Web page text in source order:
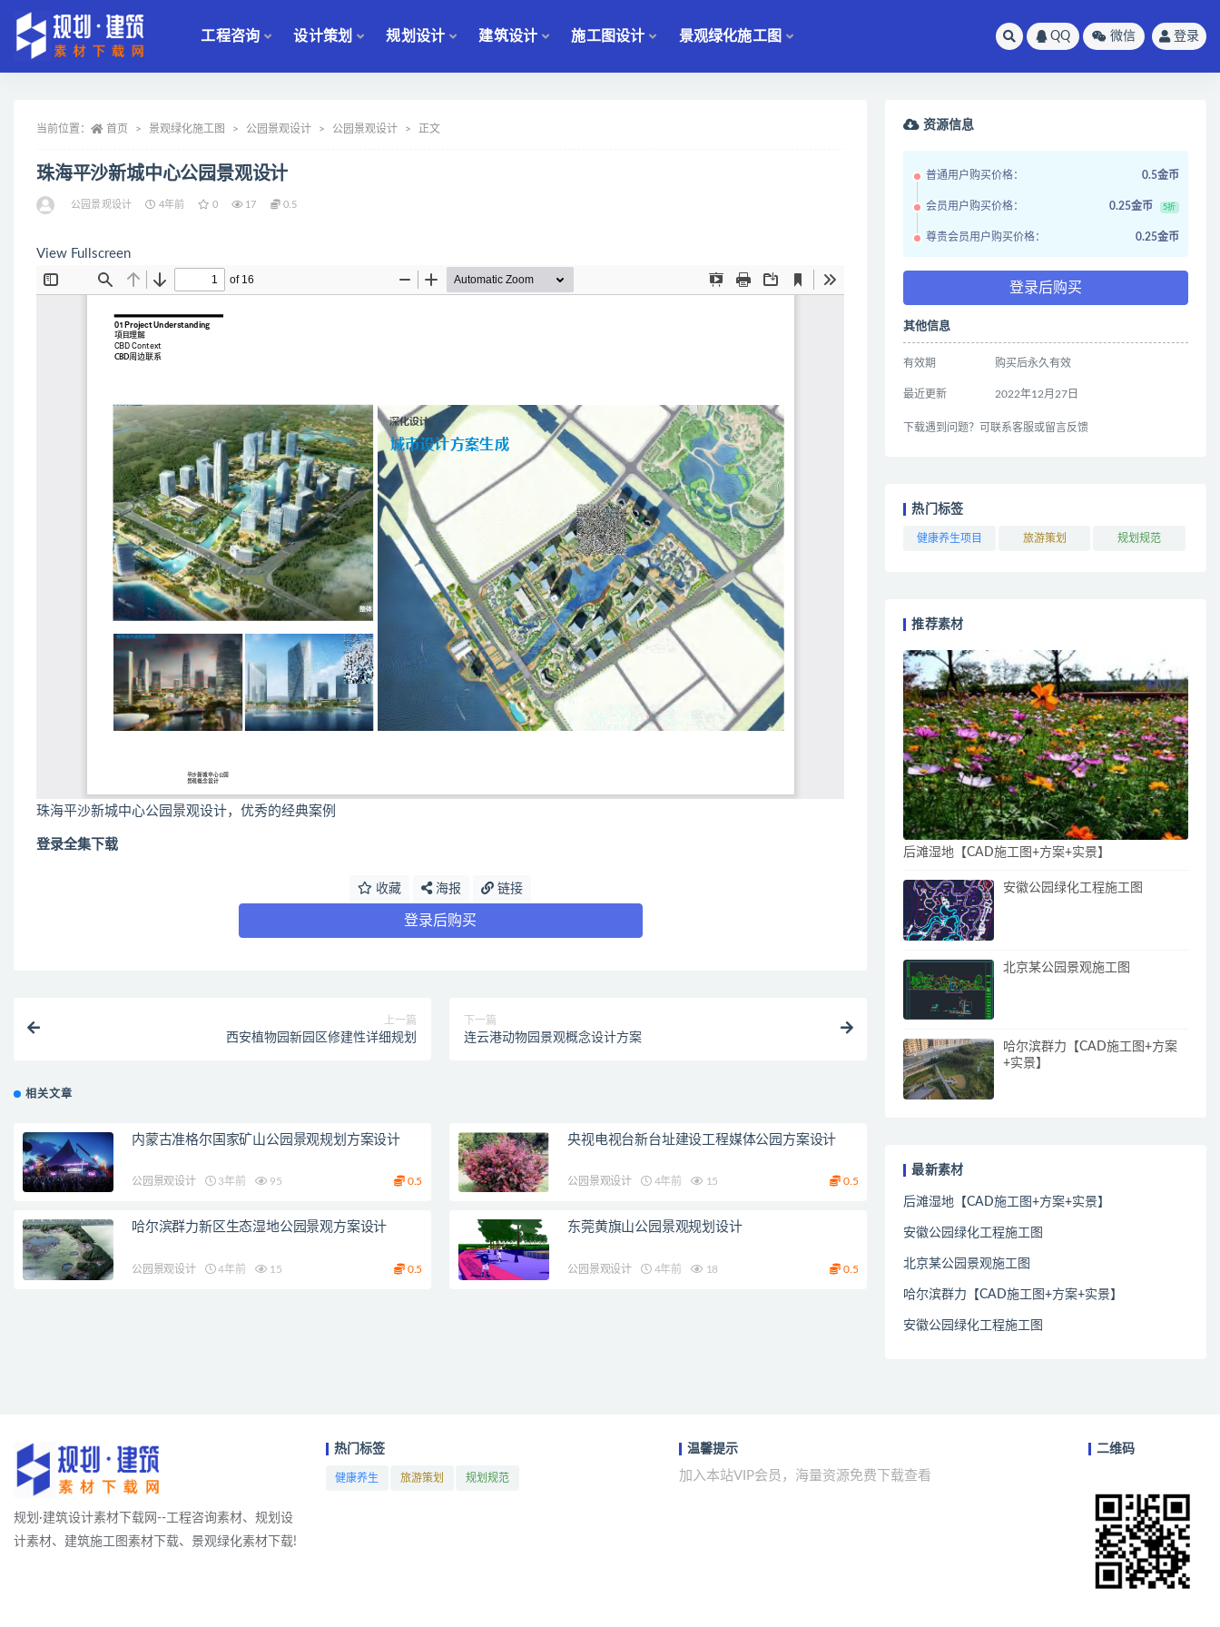
工程咨询 设计策划 规划设计 建筑设计 施工图设计 景观绿化施工图 QQ 微信 登录
当前位置： 首页 景观绿化施工图 公园景观设计 公园景观设计 正文
珠海平沙新城中心公园景观设计
公园景观设计 4年前 0 17 0.5
View Fullscreen
珠海平沙新城中心公园景观设计，优秀的经典案例
登录全集下载
收藏 海报 链接
登录后购买
上一篇
西安植物园新园区修建性详细规划
下一篇
连云港动物园景观概念设计方案
相关文章
内蒙古准格尔国家矿山公园景观规划方案设计
公园景观设计 3年前 95 0.5
央视电视台新台址建设工程媒体公园方案设计
公园景观设计 4年前 15 0.5
哈尔滨群力新区生态湿地公园景观方案设计
公园景观设计 4年前 15 0.5
东莞黄旗山公园景观规划设计
公园景观设计 4年前 18 0.5
资源信息
普通用户购买价格： 0.5金币
会员用户购买价格： 0.25金币 5折
尊贵会员用户购买价格： 0.25金币
登录后购买
其他信息
有效期 购买后永久有效
最近更新 2022年12月27日
下载遇到问题？可联系客服或留言反馈
热门标签
健康养生项目 旅游策划 规划规范
推荐素材
后滩湿地【CAD施工图+方案+实景】
安徽公园绿化工程施工图
北京某公园景观施工图
哈尔滨群力【CAD施工图+方案
+实景】
最新素材
后滩湿地【CAD施工图+方案+实景】
安徽公园绿化工程施工图
北京某公园景观施工图
哈尔滨群力【CAD施工图+方案+实景】
安徽公园绿化工程施工图
规划·建筑设计素材下载网--工程咨询素材、规划设
计素材、建筑施工图素材下载、景观绿化素材下载!
热门标签
健康养生 旅游策划 规划规范
温馨提示
加入本站VIP会员，海量资源免费下载查看
二维码